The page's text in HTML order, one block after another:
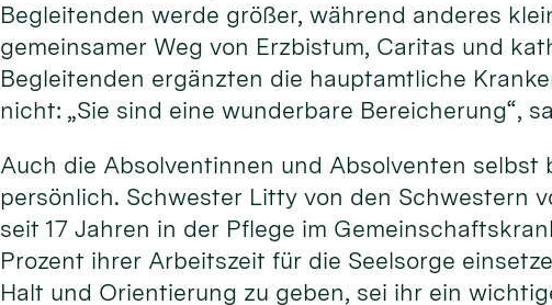
Begleitenden werde größer, während anderes
gemeinsamer Weg von Erzbistum, Caritas und
Begleitenden ergänzten die hauptamtliche
nicht: „Sie sind eine wunderbare Bereicherung“,
Auch die Absolventinnen und Absolventen
persönlich. Schwester Litty von den Schwestern
seit 17 Jahren in der Pflege im
Prozent ihrer Arbeitszeit für die Seelsorge
Halt und Orientierung zu geben, sei ihr ein